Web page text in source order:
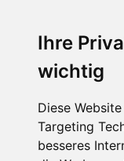
Ihre
wichtig
Diese
Targeting
besseres
Auto heißt Auto: Wie
Fabian Steiner